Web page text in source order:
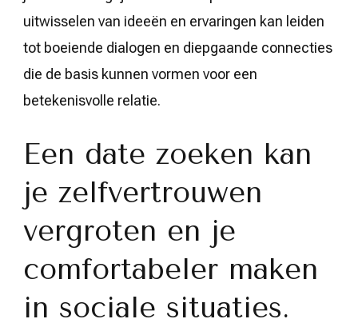
uitwisselen van ideeën en ervaringen kan leiden
tot boeiende dialogen en diepgaande connecties
die de basis kunnen vormen voor een
betekenisvolle relatie.
Een date zoeken kan
je zelfvertrouwen
vergroten en je
comfortabeler maken
in sociale situaties.